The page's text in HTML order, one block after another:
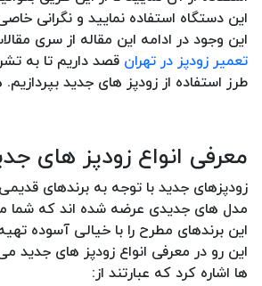
این دستگاه استفاده نمایید و نگرانی
این وجود در ادامه این مقاله از سری
تعمیر زودپز در تهران قصد داریم تا به
طرز استفاده از زودپز های جدید بپردازیم.
معرفی انواع زودپز های
زودپزهای جدید با توجه به برندهای
مدل های جدیدی عرضه شده اند که شما
این برندهای مطرح را با خیالی آسوده
این رو در معرفی انواع زودپز های جدید
ها اشاره کرد که عبارتند از: